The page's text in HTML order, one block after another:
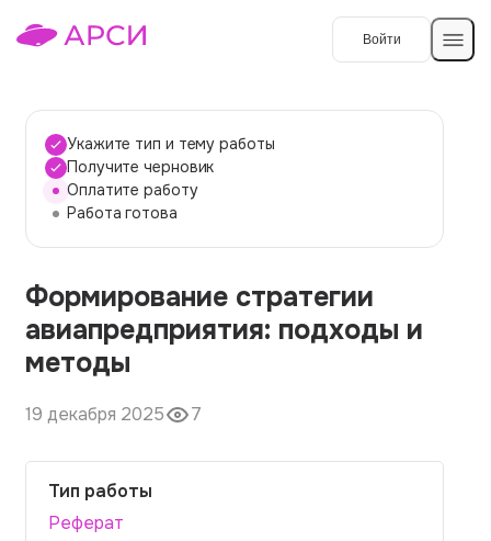
Войти
Темы работ
О сервисе
О компании
Наши гарантии
Вопросы и ответы
Контакты
Укажите тип и тему работы
Получите черновик
Оплатите работу
Работа готова
Формирование стратегии
авиапредприятия: подходы и
методы
19 декабря 2025 7
Тип работы
Реферат